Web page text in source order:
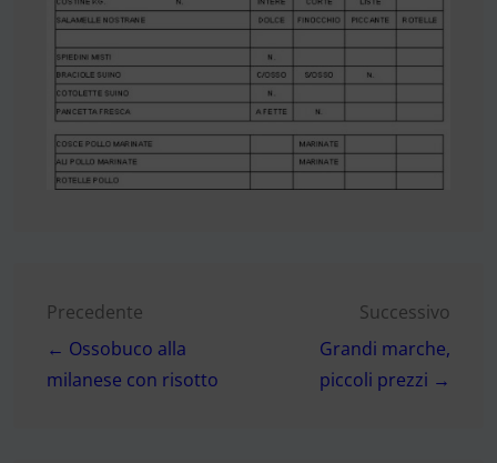
Navigazione
articoli
Precedente
← Ossobuco alla
milanese con risotto
Successivo
Grandi marche,
piccoli prezzi →